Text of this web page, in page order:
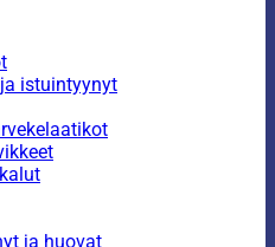
istuintyynyt
ja huovat